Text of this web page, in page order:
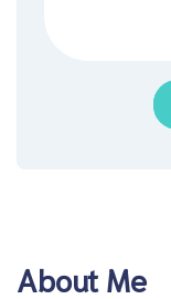
About Me